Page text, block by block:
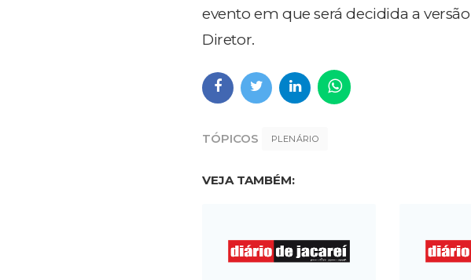
evento em que será decidida a
Diretor.
TÓPICOS PLENÁRIO
VEJA TAMBÉM: